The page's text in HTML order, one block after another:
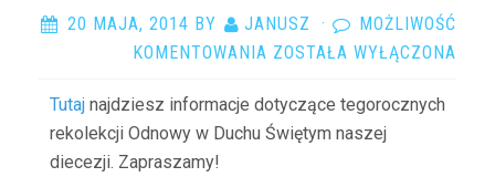
20 MAJA, 2014 BY JANUSZ ·
MOŻLIWOŚĆ
KOMENTOWANIA REKOLEKCJE
HAŁCNOWIE
ZOSTAŁA WYŁĄCZONA
Tutaj najdziesz informacje dotyczące tegorocznych
rekolekcji Odnowy w Duchu Świętym naszej
diecezji. Zapraszamy!